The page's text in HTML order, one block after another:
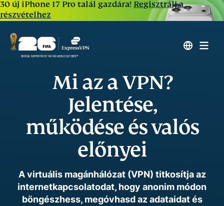
30 új iPhone 17 Pro talál gazdára! Regisztrálj a
részvételhez
Mi az a VPN?
Jelentése,
működése és valós
előnyei
A virtuális magánhálózat (VPN) titkosítja az
internetkapcsolatodat, hogy anonim módon
böngészhess, megóvhasd az adataidat és